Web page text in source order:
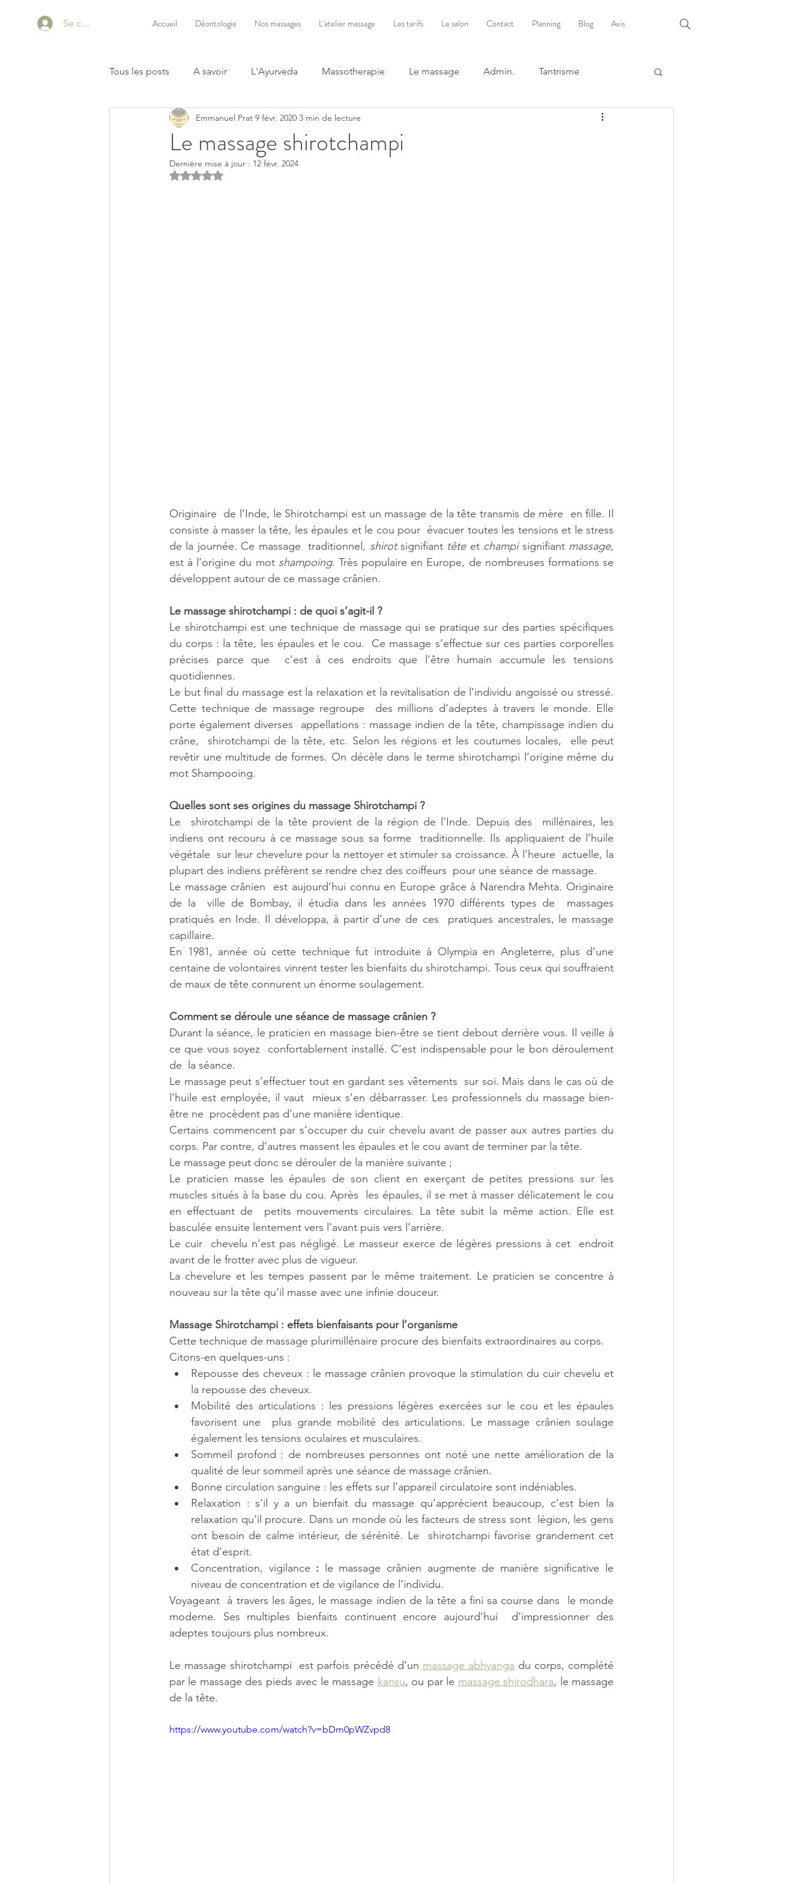
Se connecter Accueil Déontologie Nos massages L'atelier massage Les tarifs Le salon Contact Planning Blog Avis
Tous les posts A savoir L'Ayurveda Massotherapie Le massage Admin. Tantrisme
Le massage shirotchampi
Emmanuel Prat 9 févr. 2020 3 min de lecture
Dernière mise à jour : 12 févr. 2024
Noté NaN étoiles sur 5.
Originaire  de l’Inde, le Shirotchampi est un massage de la tête transmis de mère  en fille. Il
consiste à masser la tête, les épaules et le cou pour  évacuer toutes les tensions et le stress
de la journée. Ce massage  traditionnel, shirot signifiant tête et champi signifiant massage,
est à l’origine du mot shampoing. Très populaire en Europe, de nombreuses formations se
développent autour de ce massage crânien.
Le massage shirotchampi : de quoi s’agit-il ?
Le shirotchampi est une technique de massage qui se pratique sur des parties spécifiques
du corps : la tête, les épaules et le cou.  Ce massage s’effectue sur ces parties corporelles
précises parce que  c’est à ces endroits que l’être humain accumule les tensions
quotidiennes.
Le but final du massage est la relaxation et la revitalisation de l’individu angoissé ou stressé.
Cette technique de massage regroupe  des millions d’adeptes à travers le monde. Elle
porte également diverses  appellations : massage indien de la tête, champissage indien du
crâne,  shirotchampi de la tête, etc. Selon les régions et les coutumes locales,  elle peut
revêtir une multitude de formes. On décèle dans le terme shirotchampi l’origine même du
mot Shampooing.
Quelles sont ses origines du massage Shirotchampi ?
Le  shirotchampi de la tête provient de la région de l’Inde. Depuis des  millénaires, les
indiens ont recouru à ce massage sous sa forme  traditionnelle. Ils appliquaient de l’huile
végétale  sur leur chevelure pour la nettoyer et stimuler sa croissance. À l’heure  actuelle, la
plupart des indiens préfèrent se rendre chez des coiffeurs  pour une séance de massage.
Le massage crânien  est aujourd’hui connu en Europe grâce à Narendra Mehta. Originaire
de la  ville de Bombay, il étudia dans les années 1970 différents types de  massages
pratiqués en Inde. Il développa, à partir d’une de ces  pratiques ancestrales, le massage
capillaire.
En 1981, année où cette technique fut introduite à Olympia en Angleterre, plus d’une
centaine de volontaires vinrent tester les bienfaits du shirotchampi. Tous ceux qui souffraient
de maux de tête connurent un énorme soulagement.
Comment se déroule une séance de massage crânien ?
Durant la séance, le praticien en massage bien-être se tient debout derrière vous. Il veille à
ce que vous soyez  confortablement installé. C’est indispensable pour le bon déroulement
de  la séance.
Le massage peut s’effectuer tout en gardant ses vêtements  sur soi. Mais dans le cas où de
l’huile est employée, il vaut  mieux s’en débarrasser. Les professionnels du massage bien-
être ne  procèdent pas d’une manière identique.
Certains commencent par s’occuper du cuir chevelu avant de passer aux autres parties du
corps. Par contre, d’autres massent les épaules et le cou avant de terminer par la tête.
Le massage peut donc se dérouler de la manière suivante ;
Le praticien masse les épaules de son client en exerçant de petites pressions sur les
muscles situés à la base du cou. Après  les épaules, il se met à masser délicatement le cou
en effectuant de  petits mouvements circulaires. La tête subit la même action. Elle est
basculée ensuite lentement vers l’avant puis vers l’arrière.
Le cuir  chevelu n’est pas négligé. Le masseur exerce de légères pressions à cet  endroit
avant de le frotter avec plus de vigueur.
La chevelure et les tempes passent par le même traitement. Le praticien se concentre à
nouveau sur la tête qu’il masse avec une infinie douceur.
Massage Shirotchampi : effets bienfaisants pour l’organisme
Cette technique de massage plurimillénaire procure des bienfaits extraordinaires au corps.
Citons-en quelques-uns :
Repousse des cheveux : le massage crânien provoque la stimulation du cuir chevelu et
la repousse des cheveux.
Mobilité des articulations : les pressions légères exercées sur le cou et les épaules
favorisent une  plus grande mobilité des articulations. Le massage crânien soulage
également les tensions oculaires et musculaires.
Sommeil profond : de nombreuses personnes ont noté une nette amélioration de la
qualité de leur sommeil après une séance de massage crânien.
Bonne circulation sanguine : les effets sur l’appareil circulatoire sont indéniables.
Relaxation : s’il y a un bienfait du massage qu’apprécient beaucoup, c’est bien la
relaxation qu’il procure. Dans un monde où les facteurs de stress sont  légion, les gens
ont besoin de calme intérieur, de sérénité. Le  shirotchampi favorise grandement cet
état d’esprit.
Concentration, vigilance : le massage crânien augmente de manière significative le
niveau de concentration et de vigilance de l’individu.
Voyageant  à travers les âges, le massage indien de la tête a fini sa course dans  le monde
moderne. Ses multiples bienfaits continuent encore aujourd’hui  d’impressionner des
adeptes toujours plus nombreux.
Le massage shirotchampi  est parfois précédé d’un massage abhyanga du corps, complété
par le massage des pieds avec le massage kansu, ou par le massage shirodhara, le massage
de la tête.
https://www.youtube.com/watch?v=bDm0pWZvpd8